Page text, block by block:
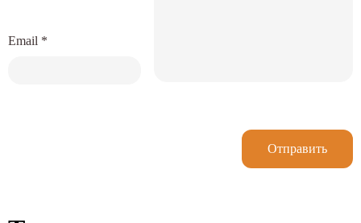
Email *
Отправить